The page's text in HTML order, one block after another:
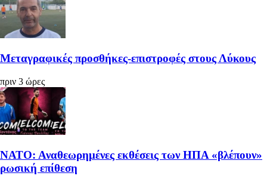
Μεταγραφικές προσθήκες-επιστροφές στους Λύκους
πριν 3 ώρες
ΝΑΤΟ: Αναθεωρημένες εκθέσεις των ΗΠΑ «βλέπουν»
ρωσική επίθεση